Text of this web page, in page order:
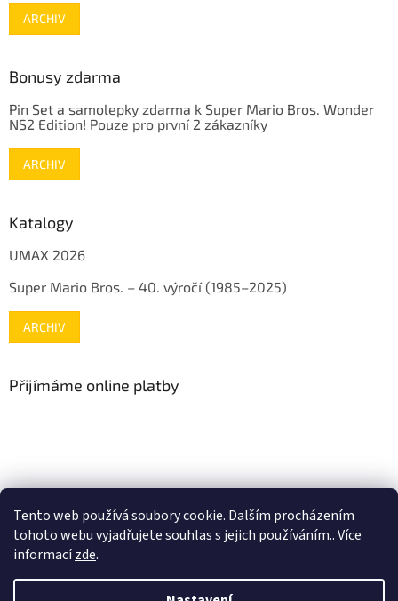
Tento web používá soubory cookie. Dalším procházením
tohoto webu vyjadřujete souhlas s jejich používáním.. Více
informacízde.
ARCHIV
Bonusy zdarma
Pin Set a samolepky zdarma k Super Mario Bros. Wonder
NS2 Edition! Pouze pro první 2 zákazníky
ARCHIV
Katalogy
UMAX 2026
Super Mario Bros. – 40. výročí (1985–2025)
ARCHIV
Přijímáme online platby
www.fleg.cz